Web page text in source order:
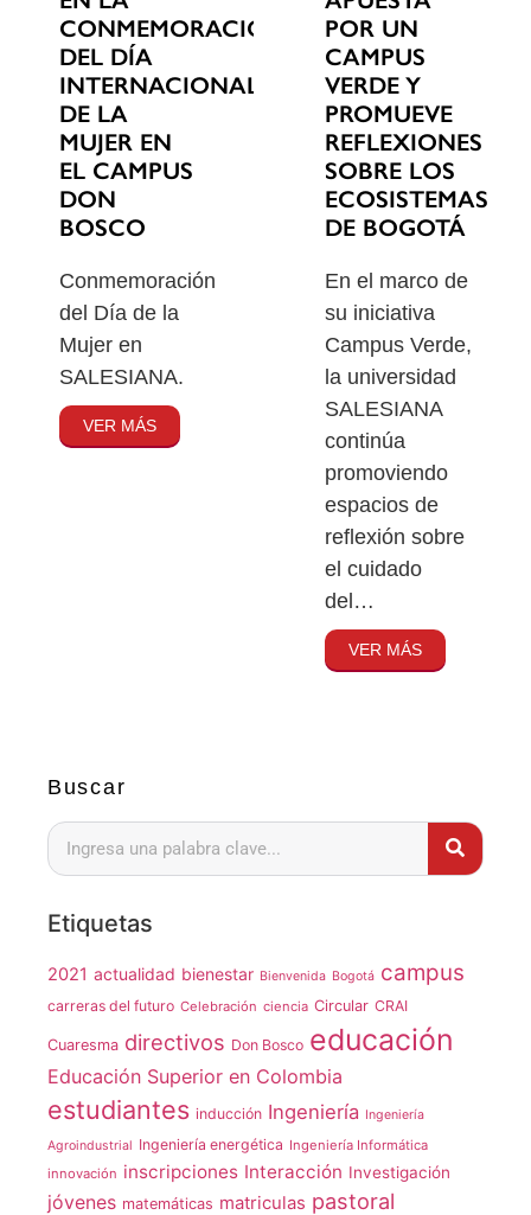
Buscar
Etiquetas
2021 actualidad bienestar Bienvenida Bogotá campus
carreras del futuro Celebración ciencia Circular CRAI
Cuaresma directivos Don Bosco educación
Educación Superior en Colombia
estudiantes inducción Ingeniería Ingeniería
Agroindustrial Ingeniería energética Ingeniería Informática
innovación inscripciones Interacción Investigación
jóvenes matemáticas matriculas pastoral
CONMEMORACIÓN
DEL DÍA
INTERNACIONAL
DE LA
MUJER EN
EL CAMPUS
DON
BOSCO
Conmemoración
del Día de la
Mujer en
SALESIANA.
VER MÁS
POR UN
CAMPUS
VERDE Y
PROMUEVE
REFLEXIONES
SOBRE LOS
ECOSISTEMAS
DE BOGOTÁ
En el marco de
su iniciativa
Campus Verde,
la universidad
SALESIANA
continúa
promoviendo
espacios de
reflexión sobre
el cuidado
del…
VER MÁS